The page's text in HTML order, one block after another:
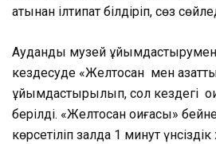
атынан ілтипат білдіріп, сөз
Аудандық музей ұйымдастырумен
кездесуде «Желтоқсан мен
ұйымдастырылып, сол кездегі
берілді. «Желтоқсан оқиғасы»
көрсетіліп залда 1 минут